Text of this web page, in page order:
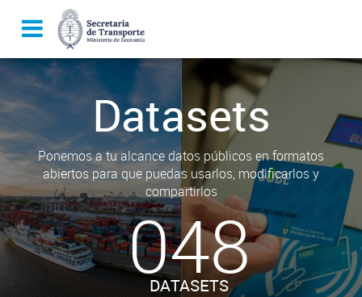
Datasets
Ponemos a tu alcance datos públicos en formatos
abiertos para que puedas usarlos, modificarlos y
compartirlos
048
DATASETS